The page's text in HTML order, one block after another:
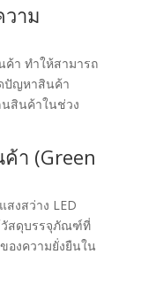
าม
า ทำให้สามารถ
ปัญหาสินค้า
นสินค้าในช่วง
า (Green
งสว่าง LED
วัสดุบรรจุภัณฑ์ที่
องความยั่งยืนใน